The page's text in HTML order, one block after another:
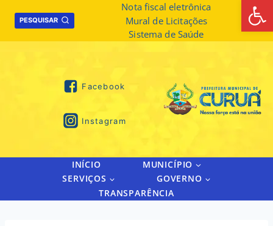
PESQUISAR
Nota fiscal eletrônica
Mural de Licitações
Sistema de Saúde
Facebook
Instagram
INÍCIO
MUNICÍPIO
SERVIÇOS
GOVERNO
TRANSPARÊNCIA